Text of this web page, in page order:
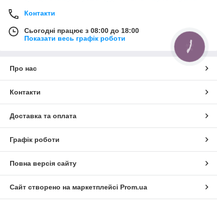
Контакти
Сьогодні працює з 08:00 до 18:00
Показати весь графік роботи
Про нас
Контакти
Доставка та оплата
Графік роботи
Повна версія сайту
Сайт створено на маркетплейсі Prom.ua
КНОПКА
ЗВ'ЯЗКУ